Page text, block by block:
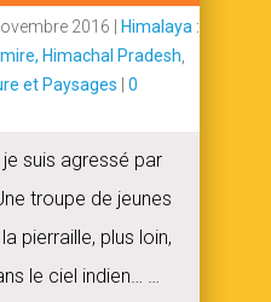
2016
Himalaya :
Himachal Pradesh,
et Paysages
0
suis agressé par
troupe de jeunes
pierraille, plus loin,
le ciel indien… …